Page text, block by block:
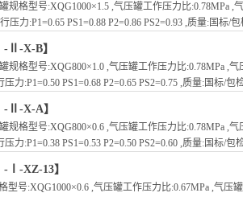
规格型号:XQG1000×1.5 ,气压罐工作压力比:0.78MPa ,
压力:P1=0.65 PS1=0.88 P2=0.86 PS2=0.93 ,质量:国标/包
-Ⅱ-X-B】
规格型号:XQG800×1.0 ,气压罐工作压力比:0.78MPa ,
力:P1=0.50 PS1=0.68 P2=0.65 PS2=0.75 ,质量:国标/包
-Ⅱ-X-A】
规格型号:XQG800×0.6 ,气压罐工作压力比:0.78MPa ,
力:P1=0.38 PS1=0.53 P2=0.50 PS2=0.60 ,质量:国标/包
Ⅰ-XZ-13】
型号:XQG1000×0.6 ,气压罐工作压力比:0.67MPa ,气压